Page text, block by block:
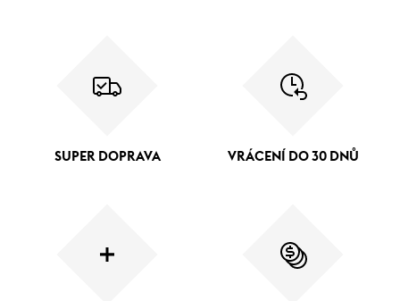
SUPER DOPRAVA VRÁCENÍ DO 30 DNŮ